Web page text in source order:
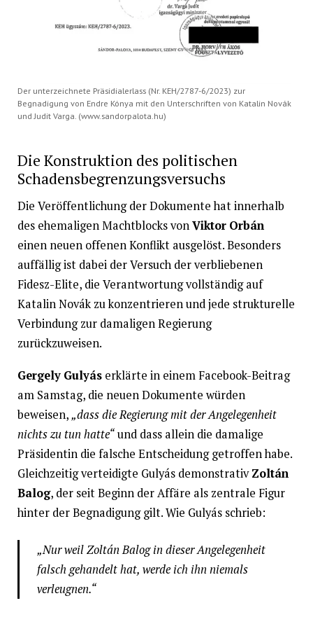
Der unterzeichnete Präsidialerlass (Nr. KEH/2787-6/2023) zur
Begnadigung von Endre Kónya mit den Unterschriften von Katalin Novák
und Judit Varga. (www.sandorpalota.hu)
Die Konstruktion des politischen
Schadensbegrenzungsversuchs
Die Veröffentlichung der Dokumente hat innerhalb
des ehemaligen Machtblocks vonViktor Orbán
einen neuen offenen Konflikt ausgelöst. Besonders
auffällig ist dabei der Versuch der verbliebenen
Fidesz-Elite, die Verantwortung vollständig auf
Katalin Novák zu konzentrieren und jede strukturelle
Verbindung zur damaligen Regierung
zurückzuweisen.
Gergely Gulyás erklärte in einem Facebook-Beitrag
am Samstag, die neuen Dokumente würden
beweisen,„dass die Regierung mit der Angelegenheit
nichts zu tun hatte“und dass allein die damalige
Präsidentin die falsche Entscheidung getroffen habe.
Gleichzeitig verteidigte Gulyás demonstrativZoltán
Balog, der seit Beginn der Affäre als zentrale Figur
hinter der Begnadigung gilt. Wie Gulyás schrieb:
„Nur weil Zoltán Balog in dieser Angelegenheit
falsch gehandelt hat, werde ich ihn niemals
verleugnen.“